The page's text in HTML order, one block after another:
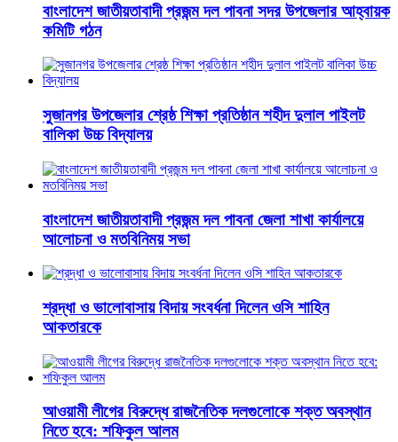
বাংলাদেশ জাতীয়তাবাদী প্রজন্ম দল পাবনা সদর উপজেলার আহ্বায়ক
কমিটি গঠন
সুজানগর উপজেলার শ্রেষ্ঠ শিক্ষা প্রতিষ্ঠান শহীদ দুলাল পাইলট
বালিকা উচ্চ বিদ্যালয়
বাংলাদেশ জাতীয়তাবাদী প্রজন্ম দল পাবনা জেলা শাখা কার্যালয়ে
আলোচনা ও মতবিনিময় সভা
শ্রদ্ধা ও ভালোবাসায় বিদায় সংবর্ধনা দিলেন ওসি শাহিন
আকতারকে
আওয়ামী লীগের বিরুদ্ধে রাজনৈতিক দলগুলোকে শক্ত অবস্থান
নিতে হবে: শফিকুল আলম